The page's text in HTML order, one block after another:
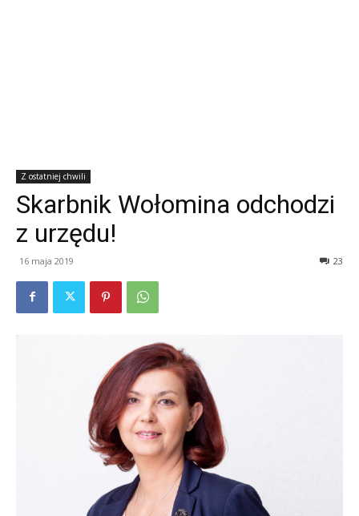
Z ostatniej chwili
Skarbnik Wołomina odchodzi
z urzędu!
16 maja 2019 23